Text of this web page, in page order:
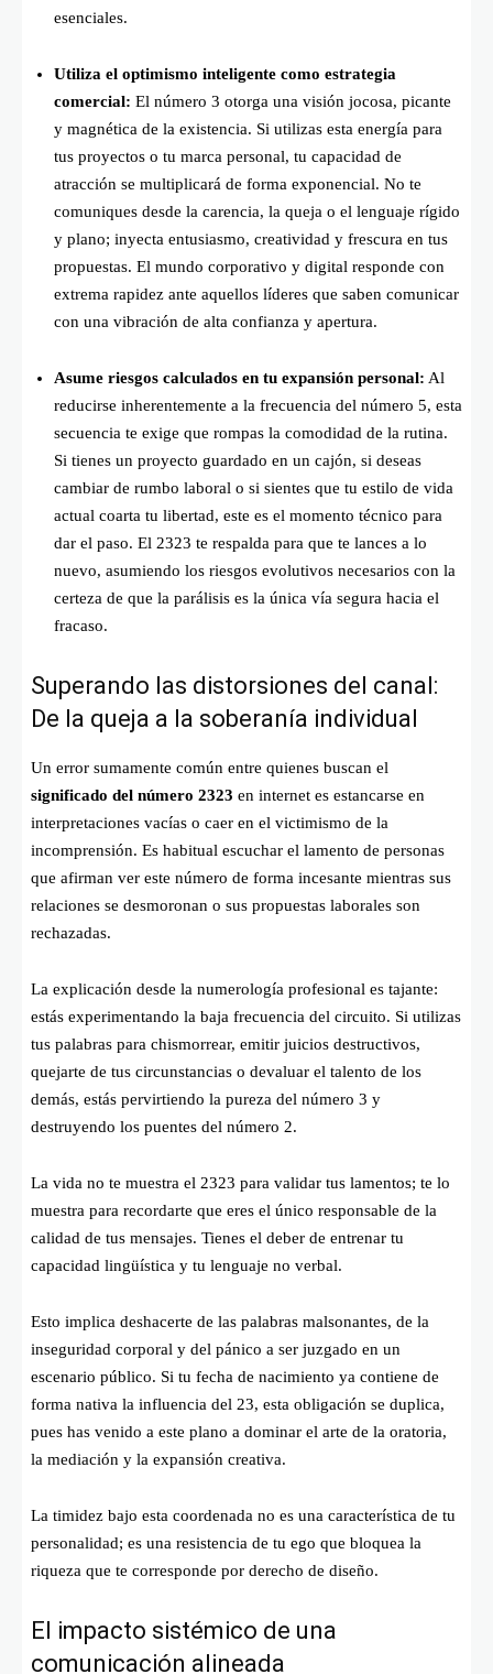
esenciales.
Utiliza el optimismo inteligente como estrategia
comercial: El número 3 otorga una visión jocosa, picante
y magnética de la existencia. Si utilizas esta energía para
tus proyectos o tu marca personal, tu capacidad de
atracción se multiplicará de forma exponencial. No te
comuniques desde la carencia, la queja o el lenguaje rígido
y plano; inyecta entusiasmo, creatividad y frescura en tus
propuestas. El mundo corporativo y digital responde con
extrema rapidez ante aquellos líderes que saben comunicar
con una vibración de alta confianza y apertura.
Asume riesgos calculados en tu expansión personal: Al
reducirse inherentemente a la frecuencia del número 5, esta
secuencia te exige que rompas la comodidad de la rutina.
Si tienes un proyecto guardado en un cajón, si deseas
cambiar de rumbo laboral o si sientes que tu estilo de vida
actual coarta tu libertad, este es el momento técnico para
dar el paso. El 2323 te respalda para que te lances a lo
nuevo, asumiendo los riesgos evolutivos necesarios con la
certeza de que la parálisis es la única vía segura hacia el
fracaso.
Superando las distorsiones del canal:
De la queja a la soberanía individual
Un error sumamente común entre quienes buscan el
significado del número 2323 en internet es estancarse en
interpretaciones vacías o caer en el victimismo de la
incomprensión. Es habitual escuchar el lamento de personas
que afirman ver este número de forma incesante mientras sus
relaciones se desmoronan o sus propuestas laborales son
rechazadas.
La explicación desde la numerología profesional es tajante:
estás experimentando la baja frecuencia del circuito. Si utilizas
tus palabras para chismorrear, emitir juicios destructivos,
quejarte de tus circunstancias o devaluar el talento de los
demás, estás pervirtiendo la pureza del número 3 y
destruyendo los puentes del número 2.
La vida no te muestra el 2323 para validar tus lamentos; te lo
muestra para recordarte que eres el único responsable de la
calidad de tus mensajes. Tienes el deber de entrenar tu
capacidad lingüística y tu lenguaje no verbal.
Esto implica deshacerte de las palabras malsonantes, de la
inseguridad corporal y del pánico a ser juzgado en un
escenario público. Si tu fecha de nacimiento ya contiene de
forma nativa la influencia del 23, esta obligación se duplica,
pues has venido a este plano a dominar el arte de la oratoria,
la mediación y la expansión creativa.
La timidez bajo esta coordenada no es una característica de tu
personalidad; es una resistencia de tu ego que bloquea la
riqueza que te corresponde por derecho de diseño.
El impacto sistémico de una
comunicación alineada